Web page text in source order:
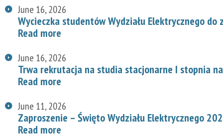
June 16, 2026
Wycieczka studentów Wydziału Elektrycznego
Read more
June 16, 2026
Trwa rekrutacja na studia stacjonarne I stopnia
Read more
June 11, 2026
Zaproszenie – Święto Wydziału Elektrycznego
Read more